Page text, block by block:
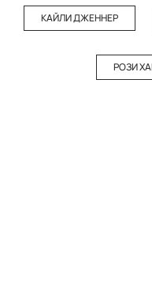
КАЙЛИ ДЖЕННЕР
РОЗИ